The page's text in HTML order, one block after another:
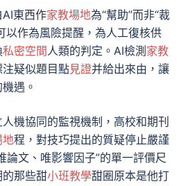
東西作家教場地為“幫助”而非“裁
以作為風險提醒，為人工復核供
私密空間人類的判定。AI檢測 家教
疑似題目點見證并給出來由，讓
遇。
機協同的監視機制，高校和期刊
地程，對技巧提出的質疑停止嚴謹
論文、唯影響因子”的單一評價尺
那些甜小班教學甜圈原本是他打